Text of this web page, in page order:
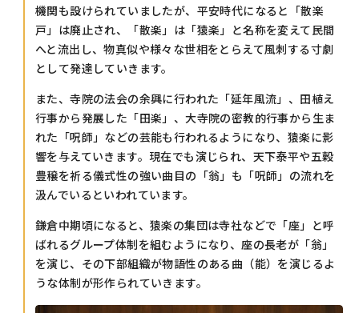
機関も設けられていましたが、平安時代になると「散楽
戸」は廃止され、「散楽」は「猿楽」と名称を変えて民間
へと流出し、物真似や様々な世相をとらえて風刺する寸劇
として発達していきます。
また、寺院の法会の余興に行われた「延年風流」、田植え
行事から発展した「田楽」、大寺院の密教的行事から生ま
れた「呪師」などの芸能も行われるようになり、猿楽に影
響を与えていきます。現在でも演じられ、天下泰平や五穀
豊穣を祈る儀式性の強い曲目の「翁」も「呪師」の流れを
汲んでいるといわれています。
鎌倉中期頃になると、猿楽の集団は寺社などで「座」と呼
ばれるグループ体制を組むようになり、座の長老が「翁」
を演じ、その下部組織が物語性のある曲（能）を演じるよ
うな体制が形作られていきます。